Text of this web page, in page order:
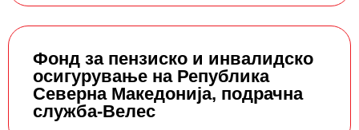
Фонд за пензиско и инвалидско
осигурување на Република
Северна Македонија, подрачна
служба-Велес